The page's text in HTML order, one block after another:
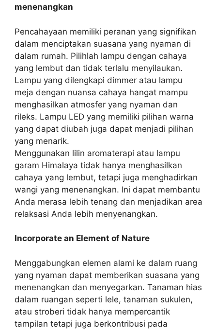
menenangkan
Pencahayaan memiliki peranan yang signifikan
dalam menciptakan suasana yang nyaman di
dalam rumah. Pilihlah lampu dengan cahaya
yang lembut dan tidak terlalu menyilaukan.
Lampu yang dilengkapi dimmer atau lampu
meja dengan nuansa cahaya hangat mampu
menghasilkan atmosfer yang nyaman dan
rileks. Lampu LED yang memiliki pilihan warna
yang dapat diubah juga dapat menjadi pilihan
yang menarik.
Menggunakan lilin aromaterapi atau lampu
garam Himalaya tidak hanya menghasilkan
cahaya yang lembut, tetapi juga menghadirkan
wangi yang menenangkan. Ini dapat membantu
Anda merasa lebih tenang dan menjadikan area
relaksasi Anda lebih menyenangkan.
Incorporate an Element of Nature
Menggabungkan elemen alami ke dalam ruang
yang nyaman dapat memberikan suasana yang
menenangkan dan menyegarkan. Tanaman hias
dalam ruangan seperti lele, tanaman sukulen,
atau stroberi tidak hanya mempercantik
tampilan tetapi juga berkontribusi pada